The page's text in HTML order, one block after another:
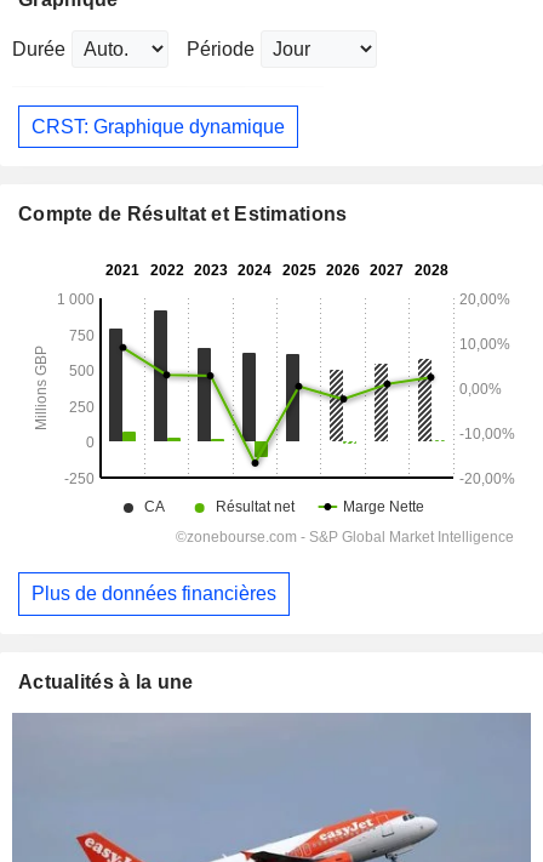
Durée Période
CRST: Graphique dynamique
Compte de Résultat et Estimations
Plus de données financières
Actualités à la une